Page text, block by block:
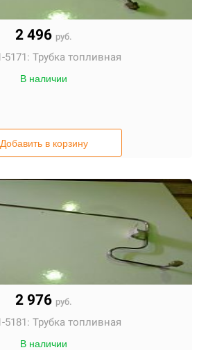
2 496 руб.
5171: Трубка топливная
В наличии
Добавить в корзину
2 976 руб.
5181: Трубка топливная
В наличии